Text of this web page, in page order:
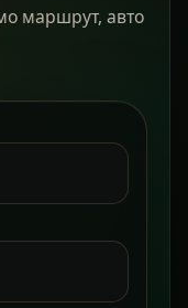
маршрут, авто